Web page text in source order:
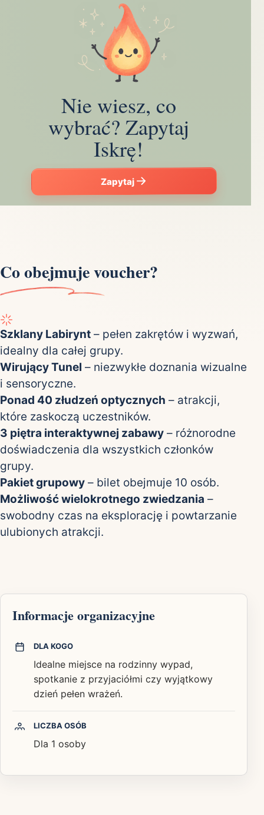
Nie wiesz, co
wybrać? Zapytaj
Iskrę!
Zapytaj
Co obejmuje voucher?
Szklany Labirynt – pełen zakrętów i wyzwań,
idealny dla całej grupy.
Wirujący Tunel – niezwykłe doznania wizualne
i sensoryczne.
Ponad 40 złudzeń optycznych – atrakcji,
które zaskoczą uczestników.
3 piętra interaktywnej zabawy – różnorodne
doświadczenia dla wszystkich członków
grupy.
Pakiet grupowy – bilet obejmuje 10 osób.
Możliwość wielokrotnego zwiedzania –
swobodny czas na eksplorację i powtarzanie
ulubionych atrakcji.
Informacje organizacyjne
DLA KOGO
Idealne miejsce na rodzinny wypad,
spotkanie z przyjaciółmi czy wyjątkowy
dzień pełen wrażeń.
LICZBA OSÓB
Dla 1 osoby